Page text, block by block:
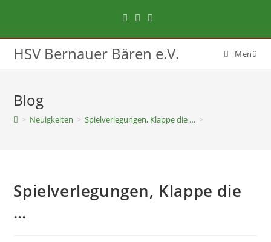
HSV Bernauer Bären e.V. Menü
Blog
> Neuigkeiten > Spielverlegungen, Klappe die … >
Spielverlegungen, Klappe die
…